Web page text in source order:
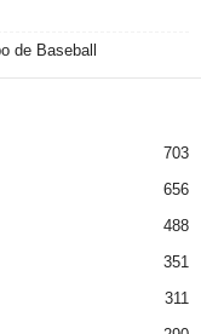
de Baseball
703
656
488
351
311